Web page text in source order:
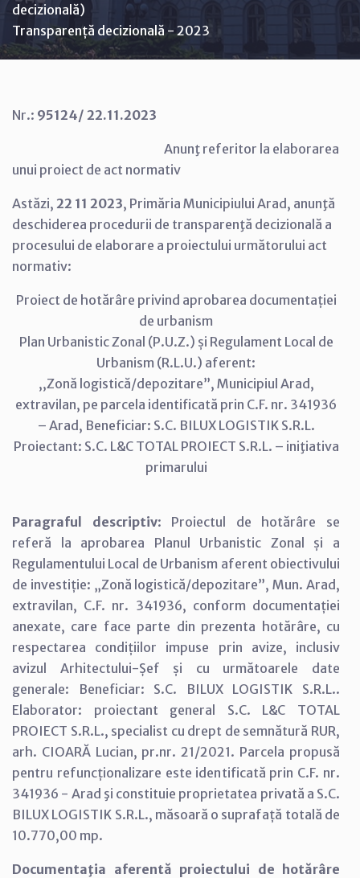
decizională)
Transparență decizională - 2023
Nr.: 95124/ 22.11.2023
Anunţ referitor la elaborarea
unui proiect de act normativ
Astăzi, 22 11 2023, Primăria Municipiului Arad, anunţă
deschiderea procedurii de transparenţă decizională a
procesului de elaborare a proiectului următorului act
normativ:
Proiect de hotărâre privind aprobarea documentației
de urbanism
Plan Urbanistic Zonal (P.U.Z.) și Regulament Local de
Urbanism (R.L.U.) aferent:
,,Zonă logistică/depozitare”, Municipiul Arad,
extravilan, pe parcela identificată prin C.F. nr. 341936
– Arad, Beneficiar: S.C. BILUX LOGISTIK S.R.L.
Proiectant: S.C. L&C TOTAL PROIECT S.R.L. – iniţiativa
primarului
Paragraful descriptiv: Proiectul de hotărâre se
referă la aprobarea Planul Urbanistic Zonal și a
Regulamentului Local de Urbanism aferent obiectivului
de investiție: „Zonă logistică/depozitare”, Mun. Arad,
extravilan, C.F. nr. 341936, conform documentației
anexate, care face parte din prezenta hotărâre, cu
respectarea condițiilor impuse prin avize, inclusiv
avizul Arhitectului-Șef și cu următoarele date
generale: Beneficiar: S.C. BILUX LOGISTIK S.R.L..
Elaborator: proiectant general S.C. L&C TOTAL
PROIECT S.R.L., specialist cu drept de semnătură RUR,
arh. CIOARĂ Lucian, pr.nr. 21/2021. Parcela propusă
pentru refuncționalizare este identificată prin C.F. nr.
341936 - Arad şi constituie proprietatea privată a S.C.
BILUX LOGISTIK S.R.L., măsoară o suprafață totală de
10.770,00 mp.
Documentaţia aferentă proiectului de hotărâre